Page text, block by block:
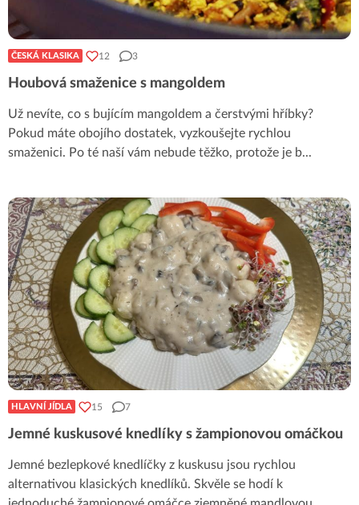
ČESKÁ KLASIKA 12 3
Houbová smaženice s mangoldem
Už nevíte, co s bujícím mangoldem a čerstvými hříbky?
Pokud máte obojího dostatek, vyzkoušejte rychlou
smaženici. Po té naší vám nebude těžko, protože je b...
HLAVNÍ JÍDLA 15 7
Jemné kuskusové knedlíky s žampionovou omáčkou
Jemné bezlepkové knedlíčky z kuskusu jsou rychlou
alternativou klasických knedlíků. Skvěle se hodí k